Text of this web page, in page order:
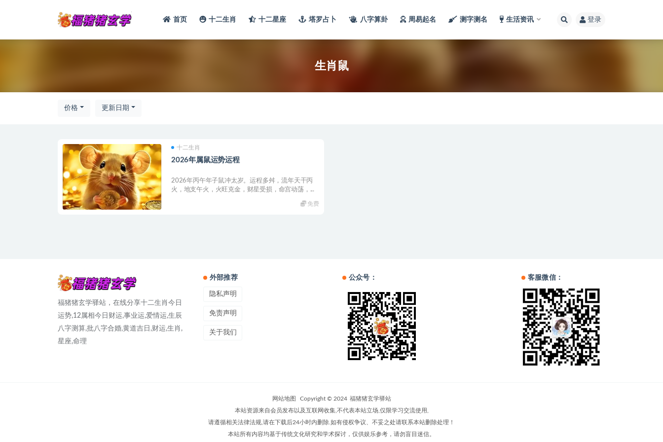
首页 十二生肖 十二星座 塔罗占卜 八字算卦 周易起名 测字测名 生活资讯 登录
生肖鼠
价格 更新日期
十二生肖
2026年属鼠运势运程
2026年丙午年子鼠冲太岁。运程多舛，流年天干丙
火，地支午火，火旺克金，财星受损，命宫动荡，...
免费
福猪猪玄学驿站，在线分享十二生肖今日
运势,12属相今日财运,事业运,爱情运,生辰
八字测算,批八字合婚,黄道吉日,财运,生肖,
星座,命理
外部推荐
隐私声明
免责声明
关于我们
公众号： 客服微信：
网站地图 Copyright © 2024 福猪猪玄学驿站
本站资源来自会员发布以及互联网收集,不代表本站立场,仅限学习交流使用,
请遵循相关法律法规,请在下载后24小时内删除.如有侵权争议、不妥之处请联系本站删除处理！
本站所有内容均基于传统文化研究和学术探讨，仅供娱乐参考，请勿盲目迷信。